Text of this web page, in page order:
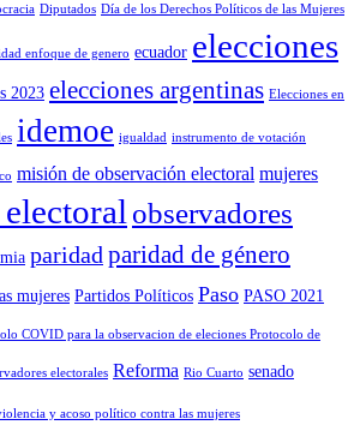
Diputados Día de los Derechos Políticos de las Mujeres
enfoque de genero ecuador elecciones
2023 elecciones argentinas Elecciones en
idemoe igualdad instrumento de votación
misión de observación electoral mujeres
observadores
paridad paridad de género
mujeres Partidos Políticos Paso PASO 2021
COVID para la observacion de eleciones Protocolo de
electorales Reforma Rio Cuarto senado
y acoso político contra las mujeres